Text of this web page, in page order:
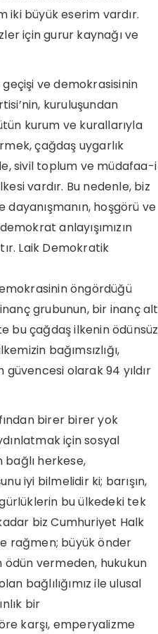
iki büyük eserim vardır.
için gurur kaynağı ve
ve demokrasisinin
kuruluşundan
kurum ve kurallarıyla
çağdaş uygarlık
sivil toplum ve müdafaa-i
vardır. Bu nedenle, biz
hoşgörü ve
anlayışımızın
Laik Demokratik
öngördüğü
grubunun, bir inanç alt
bu çağdaş ilkenin ödünsüz
bağımsızlığı,
olarak 94 yıldır
birer birer yok
için sosyal
herkese,
iyi bilmelidir ki; barışın,
bu ülkedeki tek
biz Cumhuriyet Halk
rağmen; büyük önder
ödün vermeden, hukukun
bağlılığımız ile ulusal
bir
karşı, emperyalizme